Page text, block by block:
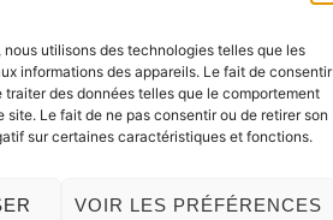
utilisons des technologies telles que les
informations des appareils. Le fait de consentir
des données telles que le comportement
Le fait de ne pas consentir ou de retirer son
sur certaines caractéristiques et fonctions.
VOIR LES PRÉFÉRENCES